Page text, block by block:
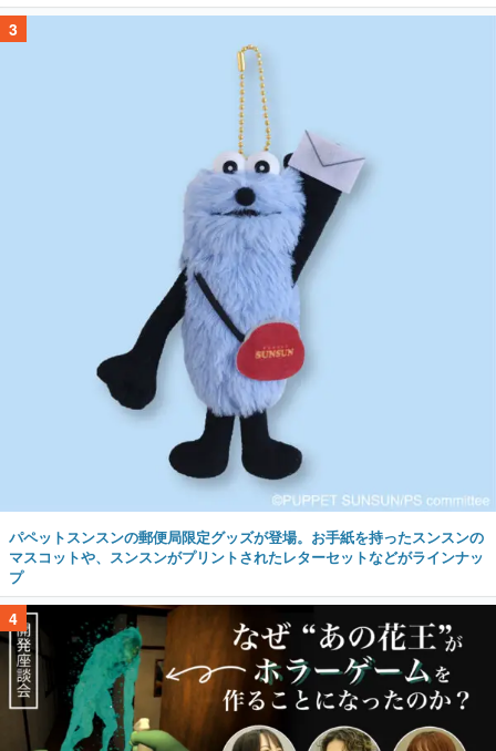
3
パペットスンスンの郵便局限定グッズが登場。お手紙を持ったスンスンの
マスコットや、スンスンがプリントされたレターセットなどがラインナッ
プ
4